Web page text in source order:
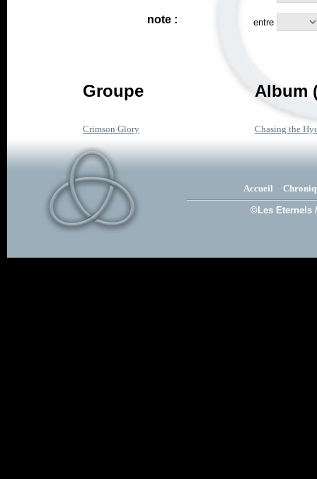
note : entre
Groupe Album
Crimson Glory Chasing the
Accueil
©Les Eternels